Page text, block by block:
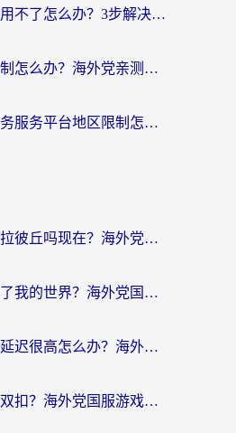
皮皮影视在老挝用不了怎么办？3步解决海外看国内影视&财经的痛点
香港酷我地区限制怎么办？海外党亲测有效的回国加速方案来了
在美国用国家政务服务平台地区限制怎么办？海外华人必备的突破攻略（附追剧看片技巧）
在欧洲可以打卡拉彼丘吗现在？海外党国服游戏加速器终极避坑指南
为什么香港玩不了我的世界？海外党国服游戏加速终极解决方案
腾讯桌球国外玩延迟很高怎么办？海外党亲测有效的国服游戏加速指南
泰国怎么玩火拼双扣？海外党国服游戏加速终极指南（附暗区突围植物大战僵尸实测）